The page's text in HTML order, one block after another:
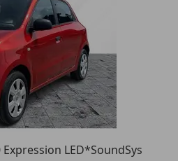
Expression LED*SoundSys